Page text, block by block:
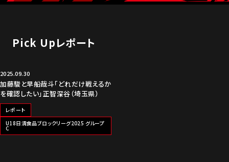
Pick Upレポート
2025.09.30
加藤駿と早船哉斗「どれだけ戦えるか
を確認したい」正智深谷（埼玉県）
レポート
U18日清食品ブロックリーグ2025 グループ
C